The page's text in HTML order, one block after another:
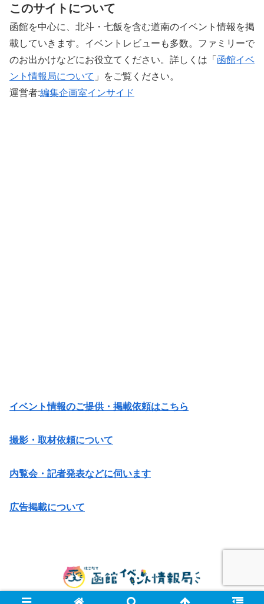
このサイトについて
函館を中心に、北斗・七飯を含む道南のイベント情報を掲
載していきます。イベントレビューも多数。ファミリーで
のお出かけなどにお役立てください。詳しくは「 函館イベ
ント情報局について 」をご覧ください。 ‎
運営者:編集企画室インサイド
イベント情報のご提供・掲載依頼はこちら
撮影・取材依頼について
内覧会・記者発表などに伺います
広告掲載について